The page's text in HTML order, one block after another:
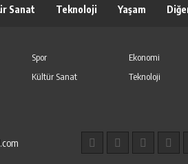
Sanat Teknoloji Yaşam
Spor
Ekonomi
Kültür Sanat
Teknoloji